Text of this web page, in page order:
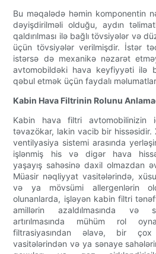
Bu məqalədə həmin komponentin
dəyişdirilməli olduğu, aydın
qaldırılması ilə bağlı tövsiyələr və
üçün tövsiyələr verilmişdir. İstər
istərsə də mexanikə nəzarət
avtomobildəki hava keyfiyyəti ilə
qəbul etmək üçün faydalı
Kabin Hava Filtrinin Rolunu
Kabin hava filtri avtomobilinizin
təvazökar, lakin vacib bir hissəsidir.
ventilyasiya sistemi arasında
işlənmiş his və digər hava
yaşayış sahəsinə daxil olmazdan
Müasir nəqliyyat vasitələrində,
və ya mövsümi allergenlərin
olunanlarda, işləyən kabin filtri
amillərin azaldılmasında və
artırılmasında mühüm rol
filtrasiyasından əlavə, bir
vasitələrindən və ya sənaye